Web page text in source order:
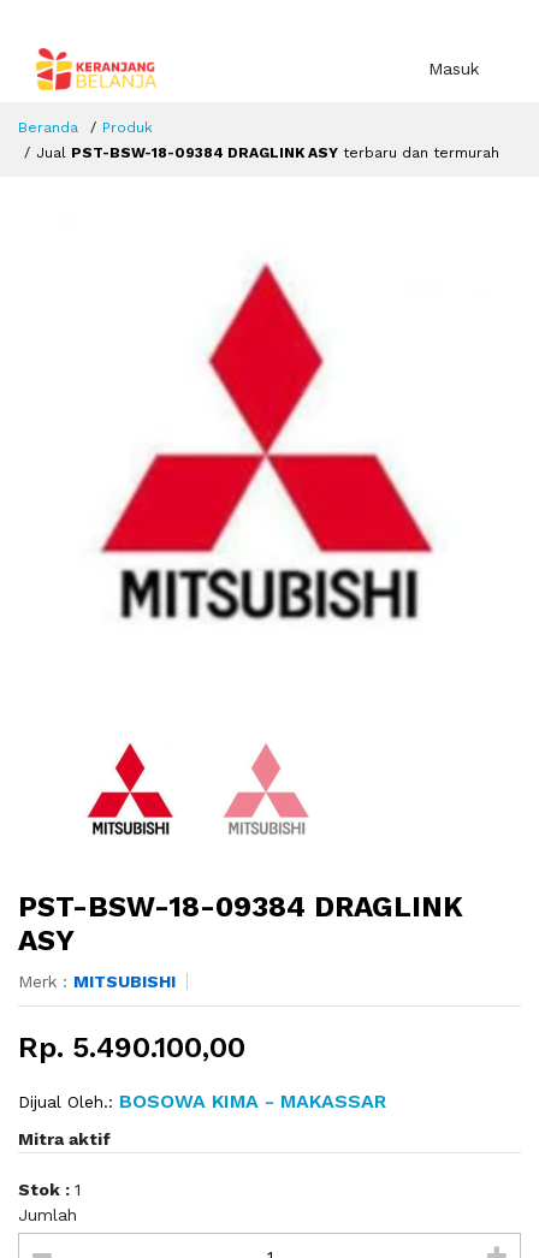
Masuk
Beranda
Produk
Jual PST-BSW-18-09384 DRAGLINK ASY terbaru dan termurah
PST-BSW-18-09384 DRAGLINK
ASY
Merk : MITSUBISHI
Rp. 5.490.100,00
Dijual Oleh.: BOSOWA KIMA - MAKASSAR
Mitra aktif
Stok : 1
Jumlah